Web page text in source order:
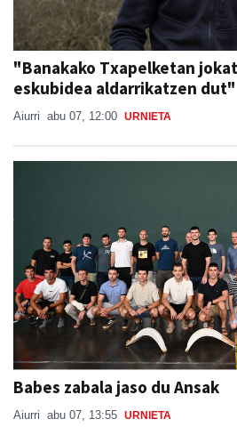
"Banakako Txapelketan
eskubidea aldarrikatzen dut"
Aiurri abu 07, 12:00 URNIETA
Babes zabala jaso du Ansak
Aiurri abu 07, 13:55 URNIETA